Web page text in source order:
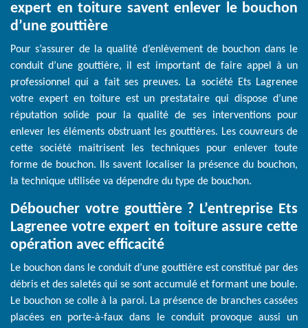
expert en toiture savent enlever le bouchon
d’une gouttière
Pour s’assurer de la qualité d’enlèvement de bouchon dans le
conduit d’une gouttière, il est important de faire appel à un
professionnel qui a fait ses preuves. La société Ets Lagrenee
votre expert en toiture est un prestataire qui dispose d’une
réputation solide pour la qualité de ses interventions pour
enlever les éléments obstruant les gouttières. Les couvreurs de
cette société maitrisent les techniques pour enlever toute
forme de bouchon. Ils savent localiser la présence du bouchon,
la technique utilisée va dépendre du type de bouchon.
Déboucher votre gouttière ? L’entreprise Ets
Lagrenee votre expert en toiture assure cette
opération avec efficacité
Le bouchon dans le conduit d’une gouttière est constitué par des
débris et des saletés qui se sont accumulé et formant une boule.
Le bouchon se colle à la paroi. La présence de branches cassées
placées en porte-à-faux dans le conduit provoque aussi un